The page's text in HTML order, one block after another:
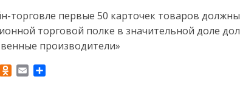
торговле первые 50 карточек товаров
торговой полке в значительной доле
производители»
O